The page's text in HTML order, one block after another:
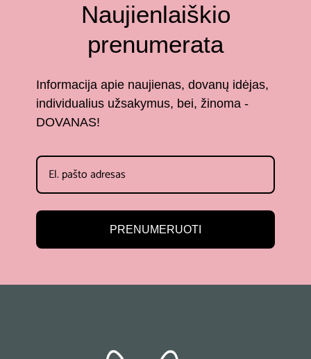
Naujienlaiškio
prenumerata
Informacija apie naujienas, dovanų idėjas,
individualius užsakymus, bei, žinoma -
DOVANAS!
PRENUMERUOTI